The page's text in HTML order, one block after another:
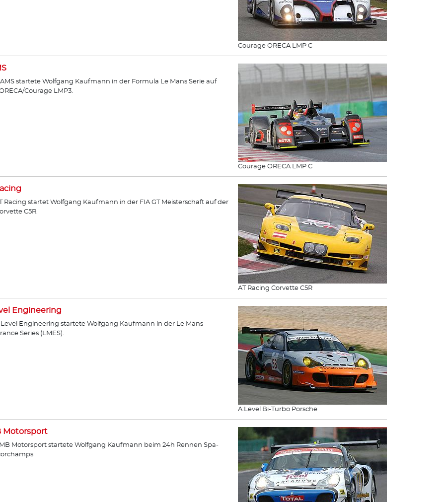
Courage ORECA LMP C
Courage ORECA LMP C
startete Wolfgang Kaufmann in der Formula Le Mans Serie auf
Courage LMP3.
AT Racing Corvette C5R
Racing startet Wolfgang Kaufmann in der FIA GT Meisterschaft auf der
C5R.
A:Level Bi-Turbo Porsche
Engineering
Engineering startete Wolfgang Kaufmann in der Le Mans
Series (LMES).
Motorsport
Motorsport startete Wolfgang Kaufmann beim 24h Rennen Spa-